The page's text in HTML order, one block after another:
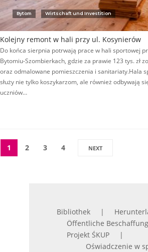
Bytom Wirtschaft und Investition
Kolejny remont w hali przy ul. Kosynierów
Do końca sierpnia potrwają prace w hali sportowej
Bytomiu-Szombierkach, gdzie za prawie 123 tys. zł
oraz odmalowane pomieszczenia i sanitariaty.Hala
służy nie tylko koszykarzom, ale również odbywają
uczniów…
1 2 3 4 NEXT
Bibliothek
Öffentliche Beschaffung
Projekt ŚKUP
Oświadczenie w